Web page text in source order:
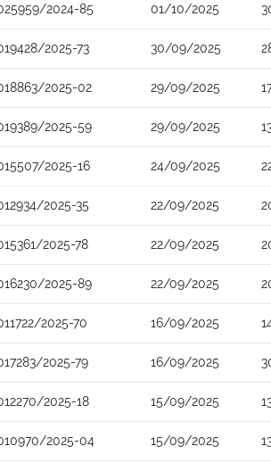
2024-85 01/10/2025
2025-73 30/09/2025
2025-02 29/09/2025
2025-59 29/09/2025
2025-16 24/09/2025
2025-35 22/09/2025
2025-78 22/09/2025
2025-89 22/09/2025
2025-70 16/09/2025
2025-79 16/09/2025
2025-18 15/09/2025
2025-04 15/09/2025